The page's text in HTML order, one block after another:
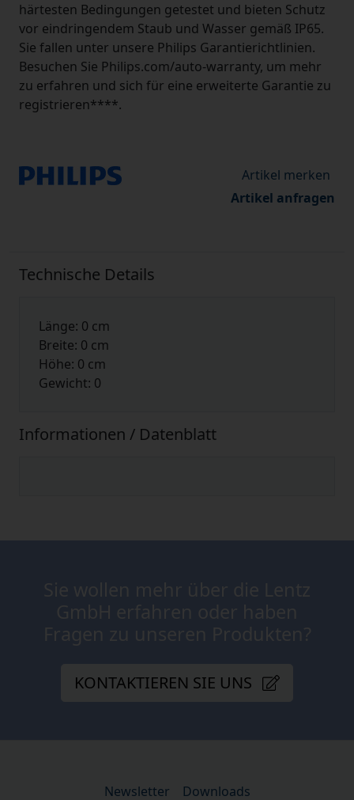
härtesten Bedingungen getestet und bieten Schutz
vor eindringendem Staub und Wasser gemäß IP65.
Sie fallen unter unsere Philips Garantierichtlinien.
Besuchen Sie Philips.com/auto-warranty, um mehr
zu erfahren und sich für eine erweiterte Garantie zu
registrieren****.
Artikel anfragen
Technische Details
Länge: 0 cm
Breite: 0 cm
Höhe: 0 cm
Gewicht: 0
Informationen / Datenblatt
KONTAKTIEREN SIE UNS
Newsletter Downloads